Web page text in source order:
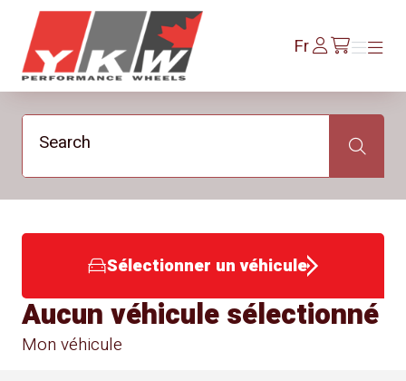
YKW Wheels
FrSe
connecter/fr/cart
Menu
Menu
Search Search
Sélectionner un véhicule
Mon véhicule
Aucun véhicule sélectionné